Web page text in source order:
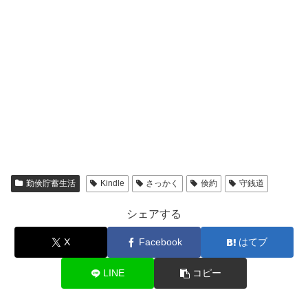
勤倹貯蓄生活 Kindle さっかく 倹約 守銭道
シェアする
X Facebook はてブ
LINE コピー